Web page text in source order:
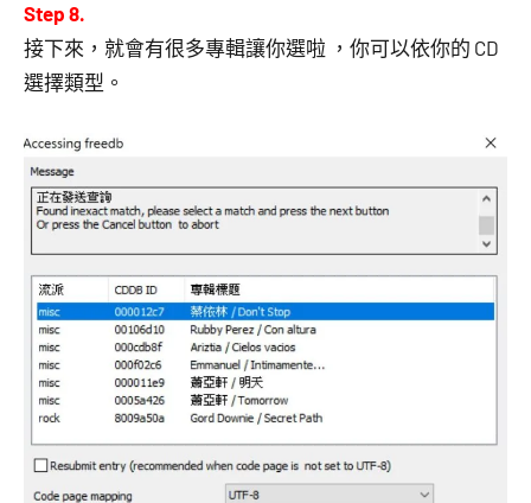
Step 8.
接下來，就會有很多專輯讓你選啦 ，你可以依你的 CD
選擇類型。